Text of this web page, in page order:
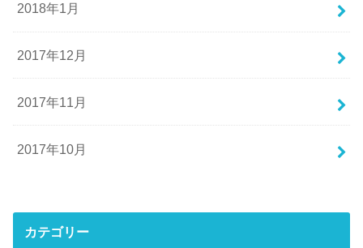
2018年1月
2017年12月
2017年11月
2017年10月
カテゴリー